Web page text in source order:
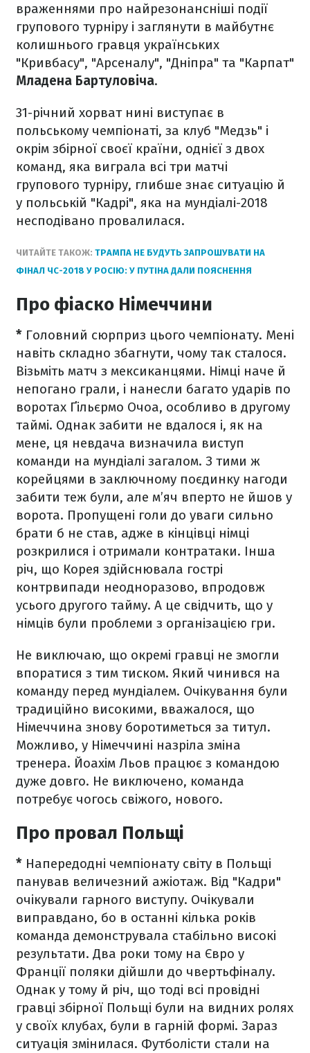
враженнями про найрезонансніші події
групового турніру і заглянути в майбутнє
колишнього гравця українських
"Кривбасу", "Арсеналу", "Дніпра" та "Карпат"
Младена Бартуловіча.
31-річний хорват нині виступає в
польському чемпіонаті, за клуб "Медзь" і
окрім збірної своєї країни, однієї з двох
команд, яка виграла всі три матчі
групового турніру, глибше знає ситуацію й
у польській "Кадрі", яка на мундіалі-2018
несподівано провалилася.
ЧИТАЙТЕ ТАКОЖ: ТРАМПА НЕ БУДУТЬ ЗАПРОШУВАТИ НА
ФІНАЛ ЧС-2018 У РОСІЮ: У ПУТІНА ДАЛИ ПОЯСНЕННЯ
Про фіаско Німеччини
* Головний сюрприз цього чемпіонату. Мені
навіть складно збагнути, чому так сталося.
Візьміть матч з мексиканцями. Німці наче й
непогано грали, і нанесли багато ударів по
воротах Ґільєрмо Очоа, особливо в другому
таймі. Однак забити не вдалося і, як на
мене, ця невдача визначила виступ
команди на мундіалі загалом. З тими ж
корейцями в заключному поєдинку нагоди
забити теж були, але м’яч вперто не йшов у
ворота. Пропущені голи до уваги сильно
брати б не став, адже в кінцівці німці
розкрилися і отримали контратаки. Інша
річ, що Корея здійснювала гострі
контрвипади неодноразово, впродовж
усього другого тайму. А це свідчить, що у
німців були проблеми з організацією гри.
Не виключаю, що окремі гравці не змогли
впоратися з тим тиском. Який чинився на
команду перед мундіалем. Очікування були
традиційно високими, вважалося, що
Німеччина знову боротиметься за титул.
Можливо, у Німеччині назріла зміна
тренера. Йоахім Льов працює з командою
дуже довго. Не виключено, команда
потребує чогось свіжого, нового.
Про провал Польщі
* Напередодні чемпіонату світу в Польщі
панував величезний ажіотаж. Від "Кадри"
очікували гарного виступу. Очікували
виправдано, бо в останні кілька років
команда демонструвала стабільно високі
результати. Два роки тому на Євро у
Франції поляки дійшли до чвертьфіналу.
Однак у тому й річ, що тоді всі провідні
гравці збірної Польщі були на видних ролях
у своїх клубах, були в гарній формі. Зараз
ситуація змінилася. Футболісти стали на